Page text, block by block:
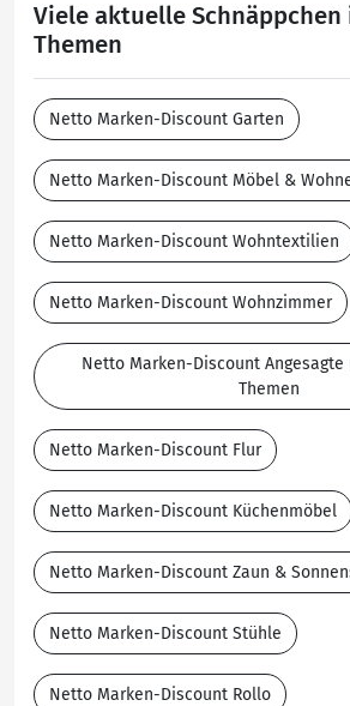
Viele aktuelle
Themen
Netto Marken-Discount Garten
Netto Marken-Discount Möbel &
Netto Marken-Discount Wohntextilien
Netto Marken-Discount Wohnzimmer
Netto Marken-Discount
Themen
Netto Marken-Discount Flur
Netto Marken-Discount Küchenmöbel
Netto Marken-Discount Zaun &
Netto Marken-Discount Stühle
Netto Marken-Discount Rollo